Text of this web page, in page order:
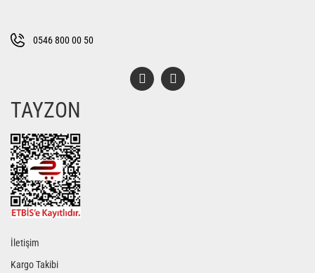
Bu ürüne benzer farklı alternatifler olmalı.
0546 800 00 50
TAYZON
İletişim
Kargo Takibi